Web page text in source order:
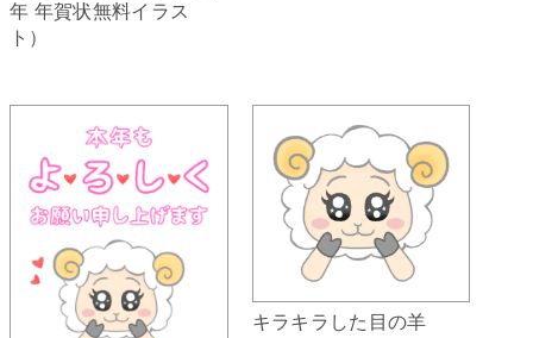
年 年賀状無料イラス
ト）
キラキラした目の羊